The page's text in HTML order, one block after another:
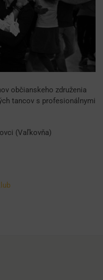
občianskeho združenia
tancov s profesionálnymi
(Vaľkovňa)